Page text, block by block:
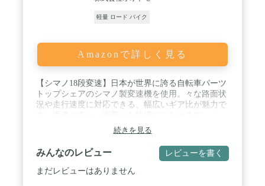
軽量 ロード バイク
Amazonで詳しく見る
【シマノ18段変速】日本が世界に誇る自転車パーツ
トップシェアのシマノ製変速機を使用。々な路面状
況や走行速度に対応できる、幅広いギア比が魅力で
【700x25Cタイヤ】転がり抵抗が少なく、スピード
が出しやすい、700x25Cタイヤを採用。振動吸収性
が高く、快適な走行が可能です。 / 【耐久性に優れ
たスチールフレーム】アルミフレームに比べて、耐
久性が高く、振動吸収性に優れたスチールフレーム
続きを見る
みんなのレビュー レビューを書く
まだレビューはありません